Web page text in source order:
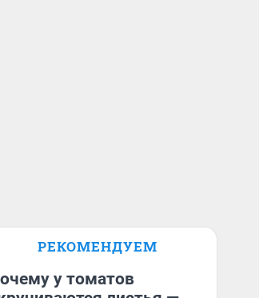
РЕКОМЕНДУЕМ
у томатов